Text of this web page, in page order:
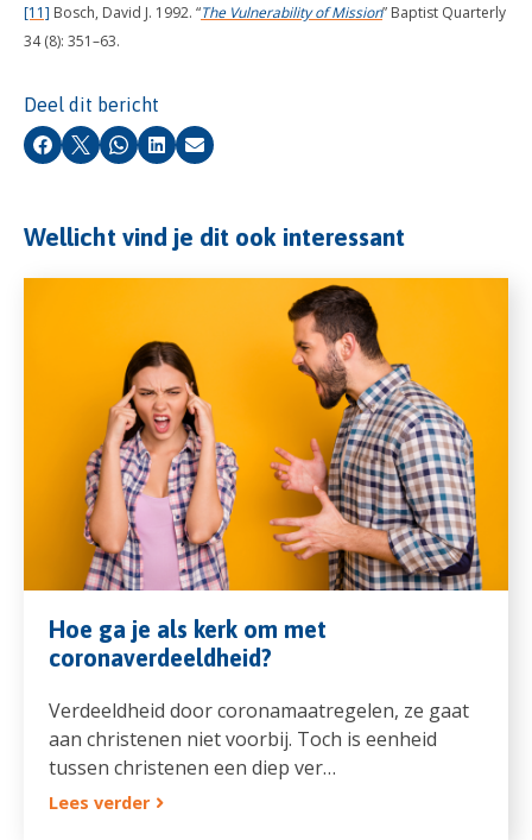
[11] Bosch, David J. 1992. “The Vulnerability of Mission” Baptist Quarterly
34 (8): 351–63.
Deel dit bericht
Facebook
X Whatsapp
LinkedInE-mail
Wellicht vind je dit ook interessant
Hoe ga je als kerk om met
coronaverdeeldheid?
Verdeeldheid door coronamaatregelen, ze gaat
aan christenen niet voorbij. Toch is eenheid
tussen christenen een diep ver…
Lees verder